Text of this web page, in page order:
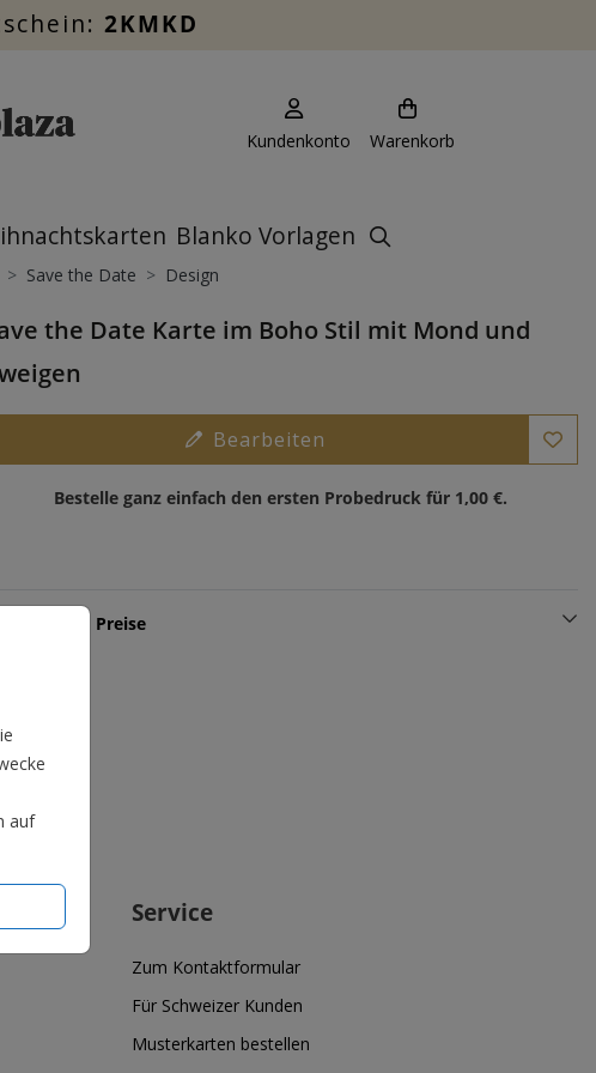
2KMKD
Kundenkonto Warenkorb
Blanko Vorlagen
auf
Save the Date Design
the Date Karte im Boho Stil mit Mond und
Bearbeiten
Bestelle ganz einfach den ersten Probedruck für 1,00 €.
und Preise
Service
Zum Kontaktformular
Für Schweizer Kunden
Musterkarten bestellen